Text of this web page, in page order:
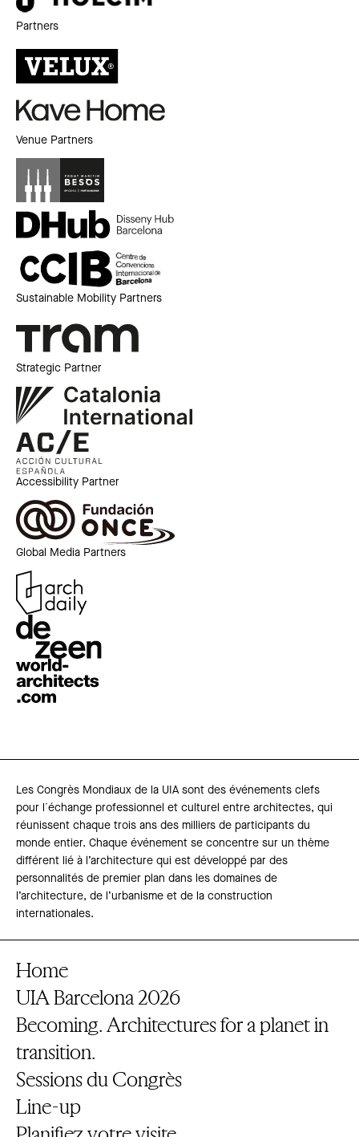
Partners
Venue Partners
Sustainable Mobility Partners
Strategic Partner
Accessibility Partner
Global Media Partners
Les Congrès Mondiaux de la UIA sont des événements clefs
pour l´échange professionnel et culturel entre architectes, qui
réunissent chaque trois ans des milliers de participants du
monde entier. Chaque événement se concentre sur un thème
différent lié à l’architecture qui est développé par des
personnalités de premier plan dans les domaines de
l’architecture, de l’urbanisme et de la construction
internationales.
Home
UIA Barcelona 2026
Becoming. Architectures for a planet in
transition.
Sessions du Congrès
Line-up